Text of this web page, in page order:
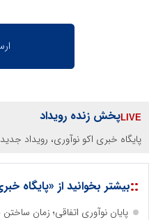
پخش زنده رویداد
پایگاه خبری اکو نوآوری، رویداد
::بیشتر بخوانید از «پایگاه
پایان نوآوری اتفاقی؛ زمان